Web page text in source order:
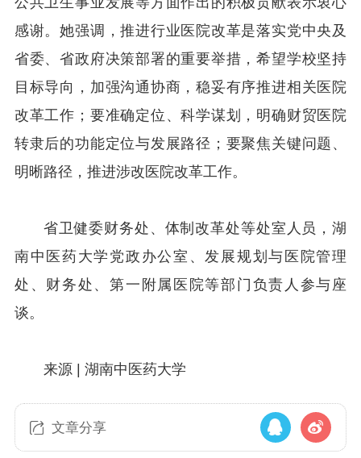
感谢。她强调，推进行业医院改革是落实党中央及
省委、省政府决策部署的重要举措，希望学校坚持
目标导向，加强沟通协商，稳妥有序推进相关医院
改革工作；要准确定位、科学谋划，明确财贸医院
转隶后的功能定位与发展路径；要聚焦关键问题、
明晰路径，推进涉改医院改革工作。
省卫健委财务处、体制改革处等处室人员，湖
南中医药大学党政办公室、发展规划与医院管理
处、财务处、第一附属医院等部门负责人参与座
谈。
来源 | 湖南中医药大学
文章分享